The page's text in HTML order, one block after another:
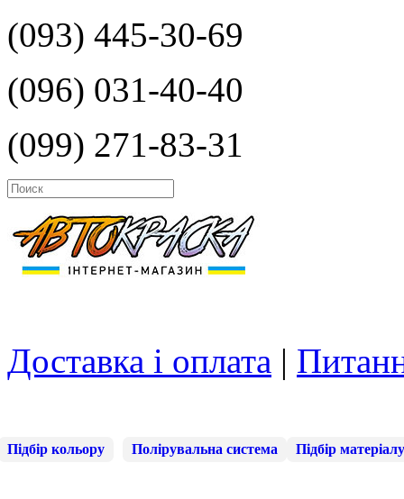
(093) 445-30-69
(096) 031-40-40
(099) 271-83-31
Доставка і оплата |
Підбір кольору Полірувальна система Підбір матеріалу